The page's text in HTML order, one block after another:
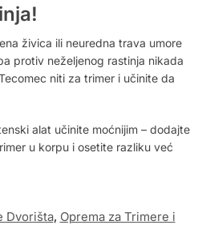
živica ili neuredna trava umore
protiv neželjenog rastinja nikada
niti za trimer i učinite da
alat učinite moćnijim – dodajte
u korpu i osetite razliku već
Dvorišta, Oprema za Trimere i